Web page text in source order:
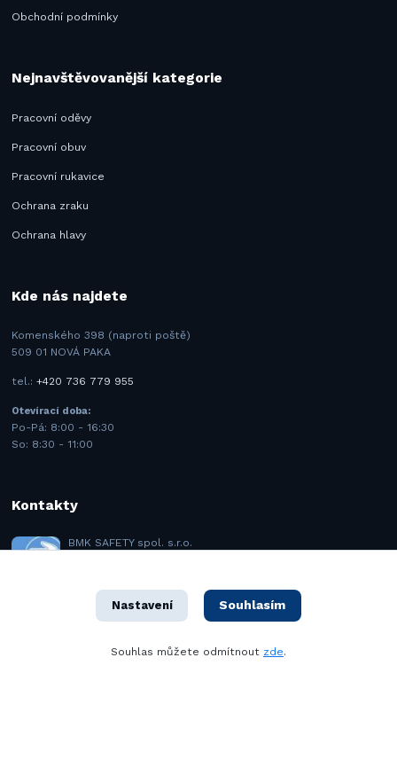
Obchodní podmínky
Nejnavštěvovanější kategorie
Pracovní oděvy
Pracovní obuv
Pracovní rukavice
Ochrana zraku
Ochrana hlavy
Kde nás najdete
Komenského 398 (naproti poště)
509 01 NOVÁ PAKA
tel.:+420 736 779 955
Otevírací doba:
Po-Pá: 8:00 - 16:30
So: 8:30 - 11:00
Kontakty
BMK SAFETY spol. s.r.o.
info@bmk.cz
Nastavení Souhlasím
Souhlas můžete odmítnout zde.